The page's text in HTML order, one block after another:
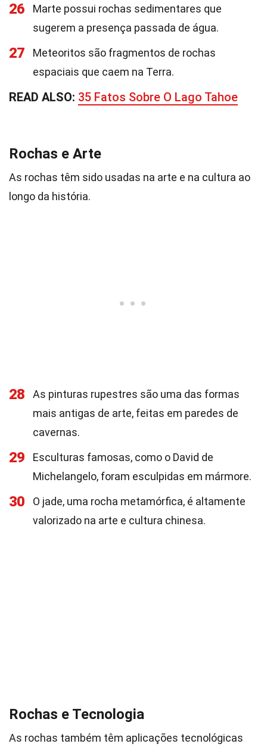
26
Marte possui rochas sedimentares que
sugerem a presença passada de água.
27
Meteoritos são fragmentos de rochas
espaciais que caem na Terra.
READ ALSO: 35 Fatos Sobre O Lago Tahoe
Rochas e Arte
As rochas têm sido usadas na arte e na cultura ao
longo da história.
28
As pinturas rupestres são uma das formas
mais antigas de arte, feitas em paredes de
cavernas.
29
Esculturas famosas, como o David de
Michelangelo, foram esculpidas em mármore.
30
O jade, uma rocha metamórfica, é altamente
valorizado na arte e cultura chinesa.
Rochas e Tecnologia
As rochas também têm aplicações tecnológicas